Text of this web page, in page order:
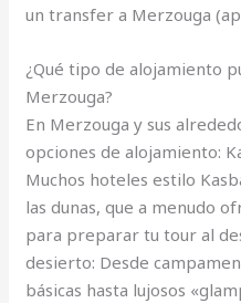
un transfer a Merzouga
¿Qué tipo de alojamiento
Merzouga?
En Merzouga y sus
opciones de alojamiento:
Muchos hoteles estilo
las dunas, que a menudo
para preparar tu tour al
desierto: Desde
básicas hasta lujosos